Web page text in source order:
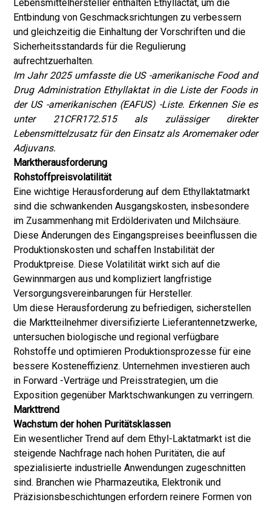
Lebensmittelhersteller enthalten Ethyllactat, um die
Entbindung von Geschmacksrichtungen zu verbessern
und gleichzeitig die Einhaltung der Vorschriften und die
Sicherheitsstandards für die Regulierung
aufrechtzuerhalten.
Im Jahr 2025 umfasste die US -amerikanische Food and
Drug Administration Ethyllaktat in die Liste der Foods in
der US -amerikanischen (EAFUS) -Liste. Erkennen Sie es
unter 21CFR172.515 als zulässiger direkter
Lebensmittelzusatz für den Einsatz als Aromemaker oder
Adjuvans.
Marktherausforderung
Rohstoffpreisvolatilität
Eine wichtige Herausforderung auf dem Ethyllaktatmarkt
sind die schwankenden Ausgangskosten, insbesondere
im Zusammenhang mit Erdölderivaten und Milchsäure.
Diese Änderungen des Eingangspreises beeinflussen die
Produktionskosten und schaffen Instabilität der
Produktpreise. Diese Volatilität wirkt sich auf die
Gewinnmargen aus und kompliziert langfristige
Versorgungsvereinbarungen für Hersteller.
Um diese Herausforderung zu befriedigen, sicherstellen
die Marktteilnehmer diversifizierte Lieferantennetzwerke,
untersuchen biologische und regional verfügbare
Rohstoffe und optimieren Produktionsprozesse für eine
bessere Kosteneffizienz. Unternehmen investieren auch
in Forward -Verträge und Preisstrategien, um die
Exposition gegenüber Marktschwankungen zu verringern.
Markttrend
Wachstum der hohen Puritätsklassen
Ein wesentlicher Trend auf dem Ethyl-Laktatmarkt ist die
steigende Nachfrage nach hohen Puritäten, die auf
spezialisierte industrielle Anwendungen zugeschnitten
sind. Branchen wie Pharmazeutika, Elektronik und
Präzisionsbeschichtungen erfordern reinere Formen von